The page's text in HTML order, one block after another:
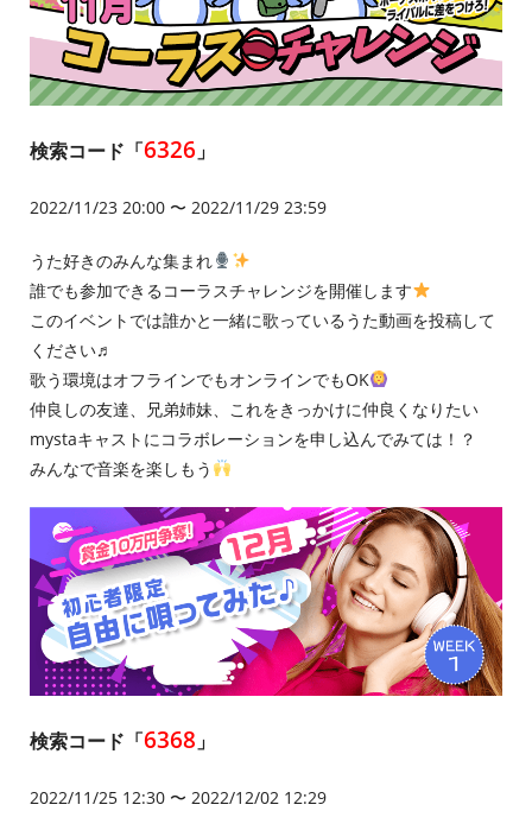
検索コード「6326 」
2022/11/23 20:00 〜 2022/11/29 23:59
うた好きのみんな集まれ
誰でも参加できるコーラスチャレンジを開催します
このイベントでは誰かと一緒に歌っているうた動画を投稿して
ください♬
歌う環境はオフラインでもオンラインでもOK
仲良しの友達、兄弟姉妹、これをきっかけに仲良くなりたい
mystaキャストにコラボレーションを申し込んでみては！？
みんなで音楽を楽しもう
検索コード「6368 」
2022/11/25 12:30 〜 2022/12/02 12:29